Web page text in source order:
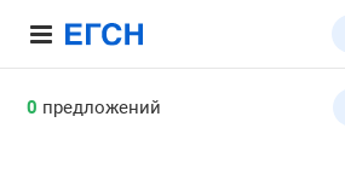
0 предложений